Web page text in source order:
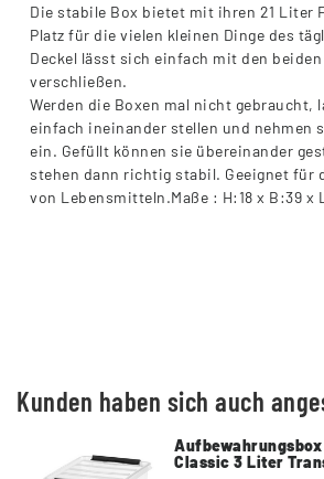
Die stabile Box bietet mit ihren 21 Liter
Platz für die vielen kleinen Dinge des
Deckel lässt sich einfach mit den
verschließen.
Werden die Boxen mal nicht gebraucht,
einfach ineinander stellen und nehmen
ein. Gefüllt können sie übereinander
stehen dann richtig stabil. Geeignet für
von Lebensmitteln.Maße : H:18 x B:39 x
Kunden haben sich auch
Classic 3 Liter